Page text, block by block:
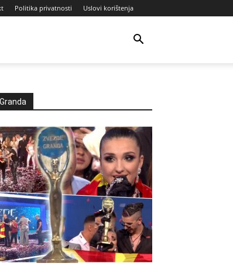
Politika privatnosti Uslovi korištenja